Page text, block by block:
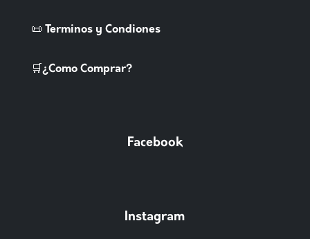
📜 Terminos y Condiones
🛒¿Como Comprar?
Facebook
Instagram